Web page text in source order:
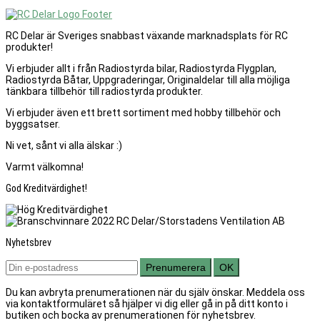
RC Delar är Sveriges snabbast växande marknadsplats för RC
produkter!
Vi erbjuder allt i från Radiostyrda bilar, Radiostyrda Flygplan,
Radiostyrda Båtar, Uppgraderingar, Originaldelar till alla möjliga
tänkbara tillbehör till radiostyrda produkter.
Vi erbjuder även ett brett sortiment med hobby tillbehör och
byggsatser.
Ni vet, sånt vi alla älskar :)
Varmt välkomna!
God Kreditvärdighet!
Nyhetsbrev
Prenumerera OK
Du kan avbryta prenumerationen när du själv önskar. Meddela oss
via kontaktformuläret så hjälper vi dig eller gå in på ditt konto i
butiken och bocka av prenumerationen för nyhetsbrev.